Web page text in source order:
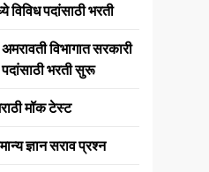
विविध पदांसाठी भरती
विभागात सरकारी
भरती सुरू
मॉक टेस्ट
ज्ञान सराव प्रश्न